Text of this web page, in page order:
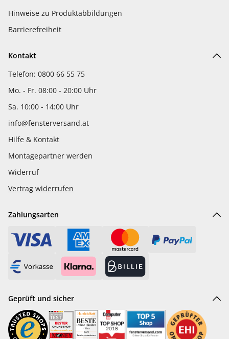
Hinweise zu Produktabbildungen
Barrierefreiheit
Kontakt
Telefon: 0800 66 55 75
Mo. - Fr. 08:00 - 20:00 Uhr
Sa. 10:00 - 14:00 Uhr
info@fensterversand.at
Hilfe & Kontakt
Montagepartner werden
Widerruf
Vertrag widerrufen
Zahlungsarten
Geprüft und sicher